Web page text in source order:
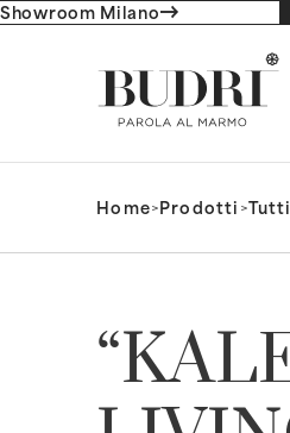
Showroom Milano
Home>Prodotti>